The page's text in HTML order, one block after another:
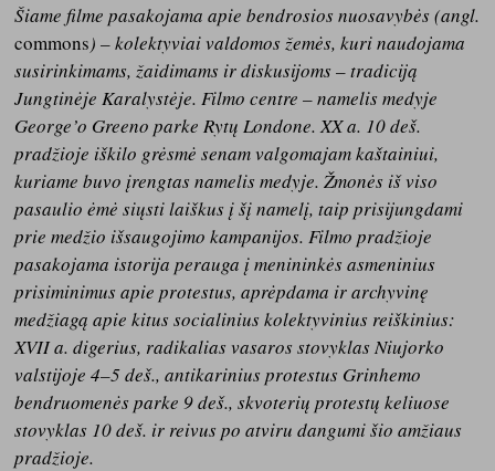
Šiame filme pasakojama apie bendrosios nuosavybės (angl.
commons) – kolektyviai valdomos žemės, kuri naudojama
susirinkimams, žaidimams ir diskusijoms – tradiciją
Jungtinėje Karalystėje. Filmo centre – namelis medyje
George’o Greeno parke Rytų Londone. XX a. 10 deš.
pradžioje iškilo grėsmė senam valgomajam kaštainiui,
kuriame buvo įrengtas namelis medyje. Žmonės iš viso
pasaulio ėmė siųsti laiškus į šį namelį, taip prisijungdami
prie medžio išsaugojimo kampanijos. Filmo pradžioje
pasakojama istorija perauga į menininkės asmeninius
prisiminimus apie protestus, aprėpdama ir archyvinę
medžiagą apie kitus socialinius kolektyvinius reiškinius:
XVII a. digerius, radikalias vasaros stovyklas Niujorko
valstijoje 4–5 deš., antikarinius protestus Grinhemo
bendruomenės parke 9 deš., skvoterių protestų keliuose
stovyklas 10 deš. ir reivus po atviru dangumi šio amžiaus
pradžioje.